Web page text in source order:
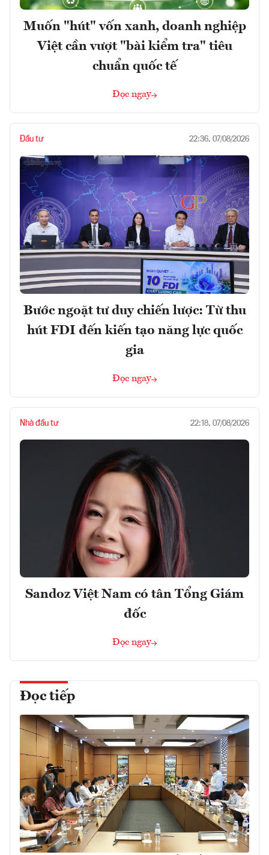
Muốn "hút" vốn xanh, doanh nghiệp
Việt cần vượt "bài kiểm tra" tiêu
chuẩn quốc tế
Đọc ngay
Đầu tư 22:36, 07/08/2026
Bước ngoặt tư duy chiến lược: Từ thu
hút FDI đến kiến tạo năng lực quốc
gia
Đọc ngay
Nhà đầu tư 22:18, 07/08/2026
Sandoz Việt Nam có tân Tổng Giám
đốc
Đọc ngay
Đọc tiếp